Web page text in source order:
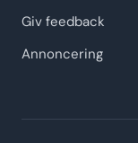
Giv feedback
Annoncering